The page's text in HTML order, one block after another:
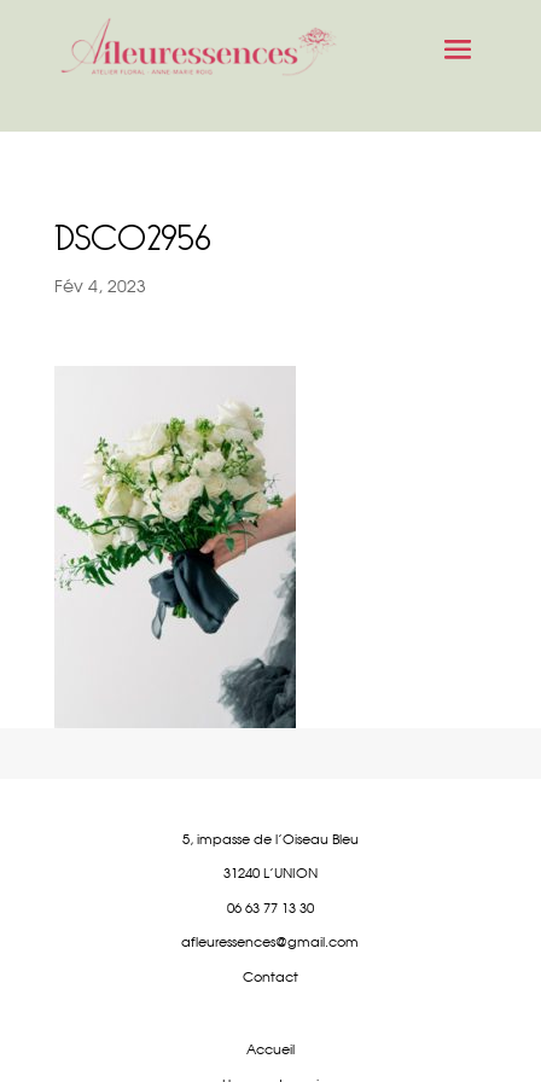
DSC02956
Fév 4, 2023
5, impasse de l'Oiseau Bleu
31240 L'UNION
06 63 77 13 30
afleuressences@gmail.com
Contact
Accueil